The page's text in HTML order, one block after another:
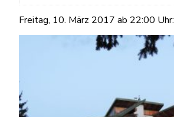
Freitag, 10. März 2017 ab 22:00 Uhr: